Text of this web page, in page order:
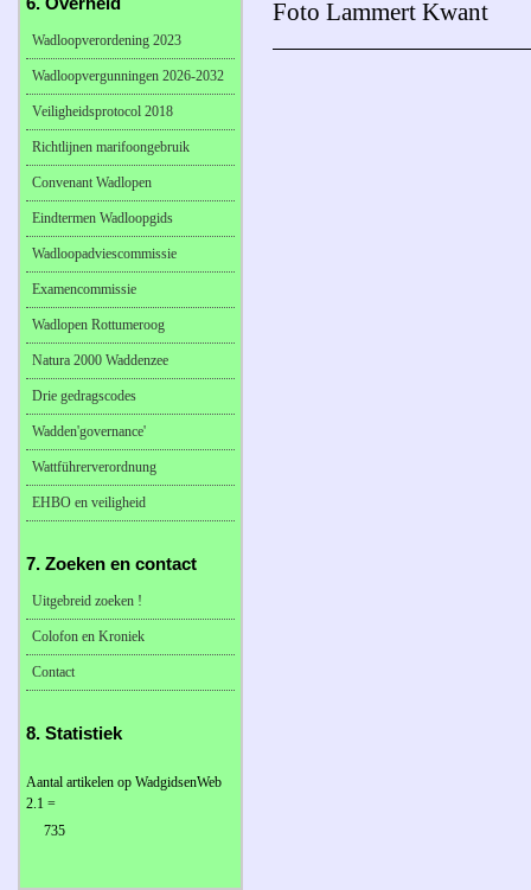
Foto Lammert Kwant
Wadloopverordening 2023
Wadloopvergunningen 2026-2032
Veiligheidsprotocol 2018
Richtlijnen marifoongebruik
Convenant Wadlopen
Eindtermen Wadloopgids
Wadloopadviescommissie
Examencommissie
Wadlopen Rottumeroog
Natura 2000 Waddenzee
Drie gedragscodes
Wadden'governance'
Wattführerverordnung
EHBO en veiligheid
7. Zoeken en contact
Uitgebreid zoeken !
Colofon en Kroniek
Contact
8. Statistiek
Aantal artikelen op WadgidsenWeb
2.1 =
735